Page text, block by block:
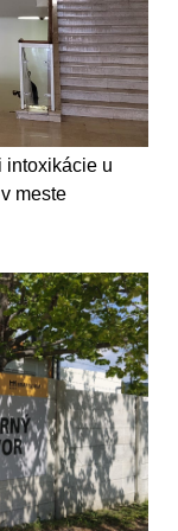
intoxikácie u
meste